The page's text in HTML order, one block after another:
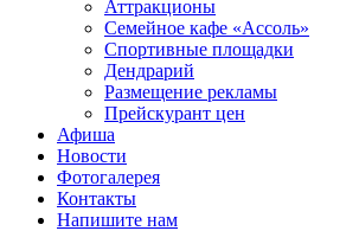
Аттракционы
Семейное кафе «Ассоль»
Спортивные площадки
Дендрарий
Размещение рекламы
Прейскурант цен
Афиша
Новости
Фотогалерея
Контакты
Напишите нам